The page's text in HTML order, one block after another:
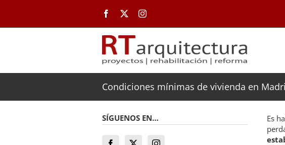
contenido
Condiciones mínimas de vivienda en
SÍGUENOS EN… Es